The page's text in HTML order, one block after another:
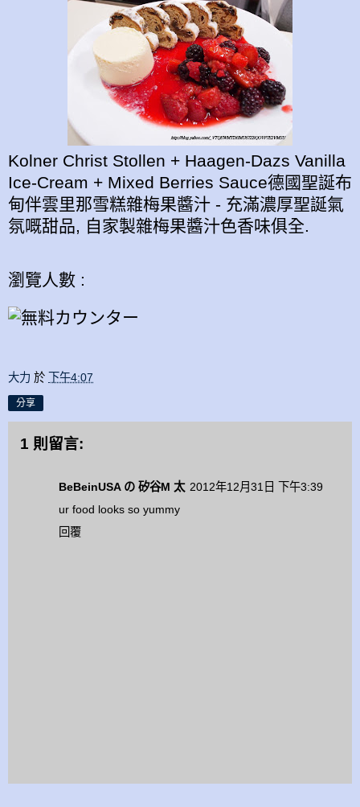
Kolner Christ Stollen + Haagen-Dazs Vanilla
Ice-Cream + Mixed Berries Sauce德國聖誕布
甸伴雲里那雪糕雜梅果醬汁 - 充滿濃厚聖誕氣
氛嘅甜品, 自家製雜梅果醬汁色香味俱全.
瀏覽人數 :
大力 於 下午4:07
分享
1 則留言:
BeBeinUSA の 矽谷M 太 2012年12月31日 下午3:39
ur food looks so yummy
回覆